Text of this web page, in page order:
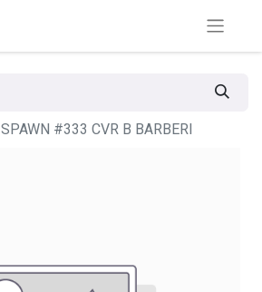
SPAWN #333 CVR B BARBERI